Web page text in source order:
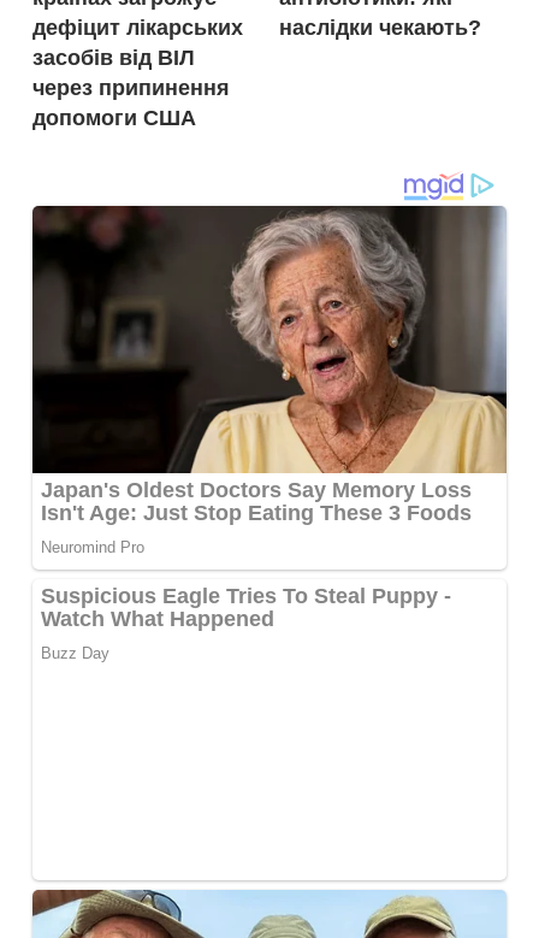
дефіцит лікарських
засобів від ВІЛ
через припинення
допомоги США
наслідки чекають?